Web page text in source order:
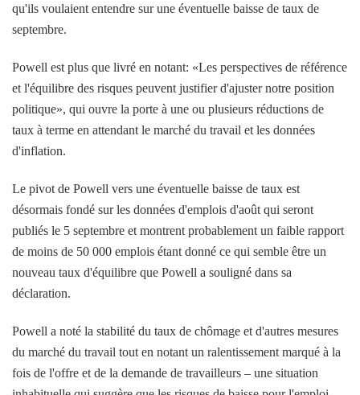
qu'ils voulaient entendre sur une éventuelle baisse de taux de
septembre.
Powell est plus que livré en notant: «Les perspectives de référence
et l'équilibre des risques peuvent justifier d'ajuster notre position
politique», qui ouvre la porte à une ou plusieurs réductions de
taux à terme en attendant le marché du travail et les données
d'inflation.
Le pivot de Powell vers une éventuelle baisse de taux est
désormais fondé sur les données d'emplois d'août qui seront
publiés le 5 septembre et montrent probablement un faible rapport
de moins de 50 000 emplois étant donné ce qui semble être un
nouveau taux d'équilibre que Powell a souligné dans sa
déclaration.
Powell a noté la stabilité du taux de chômage et d'autres mesures
du marché du travail tout en notant un ralentissement marqué à la
fois de l'offre et de la demande de travailleurs – une situation